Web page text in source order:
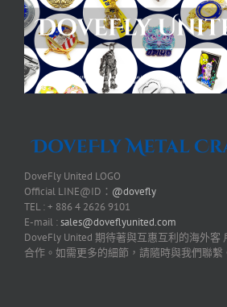
DoveFly United LOGO
Official LINE@ID： @dovefly
TEL : + 886 4 2626 9101
E-mail :sales@doveflyunited.com
DoveFly United 期待著與互惠互利的海外客
合作。如需更多的細節，請隨時與我們聯繫